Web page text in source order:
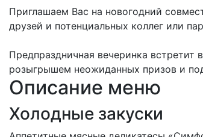
Приглашаем Вас на новогодний
друзей и потенциальных коллег или
Предпраздничная вечеринка встретит
розыгрышем неожиданных призов и
Описание меню
Холодные закуски